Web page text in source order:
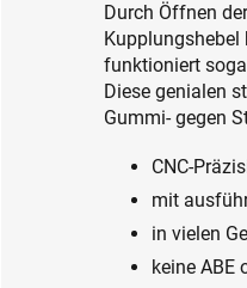
Durch Öffnen
funktioniert
Diese genialen
Gummi- gegen
CNC-
mit
in vielen
keine ABE